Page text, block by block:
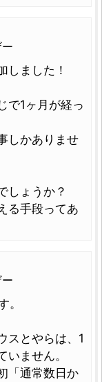
しました！
で1ヶ月が経っ
しかありませ
しょうか？
る手段ってあ
。
スとやらは、1
ません。
「通常数日か